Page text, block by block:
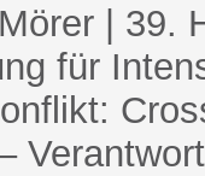
| 39.
für